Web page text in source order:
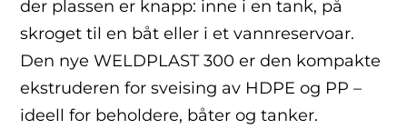
der plassen er knapp: inne i en tank, på
skroget til en båt eller i et vannreservoar.
Den nye WELDPLAST 300 er den kompakte
ekstruderen for sveising av HDPE og PP –
ideell for beholdere, båter og tanker.